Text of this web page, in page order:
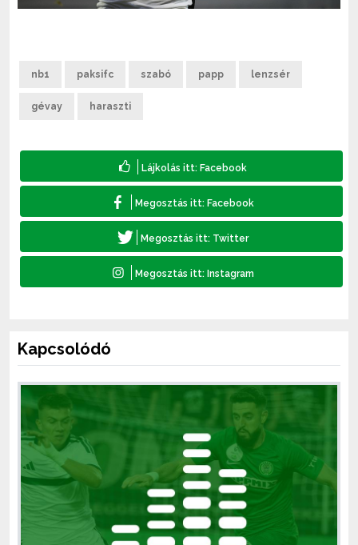
nb1 paksifc szabó papp lenzsér
gévay haraszti
Kapcsolódó